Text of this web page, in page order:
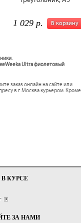
В корзину
1 029 р.
Ultra фиолетовый
заказ онлайн на сайте или
в г. Москва курьером. Кроме
В КУРСЕ
ЗА НАМИ